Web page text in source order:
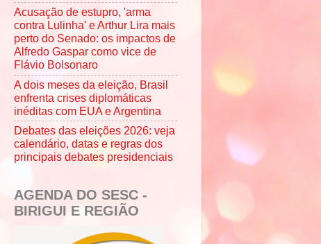
Acusação de estupro, 'arma
contra Lulinha' e Arthur Lira mais
perto do Senado: os impactos de
Alfredo Gaspar como vice de
Flávio Bolsonaro
A dois meses da eleição, Brasil
enfrenta crises diplomáticas
inéditas com EUA e Argentina
Debates das eleições 2026: veja
calendário, datas e regras dos
principais debates presidenciais
AGENDA DO SESC -
BIRIGUI E REGIÃO